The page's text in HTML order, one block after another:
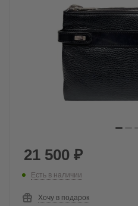
21 500 ₽
Есть в наличии
Хочу в подарок